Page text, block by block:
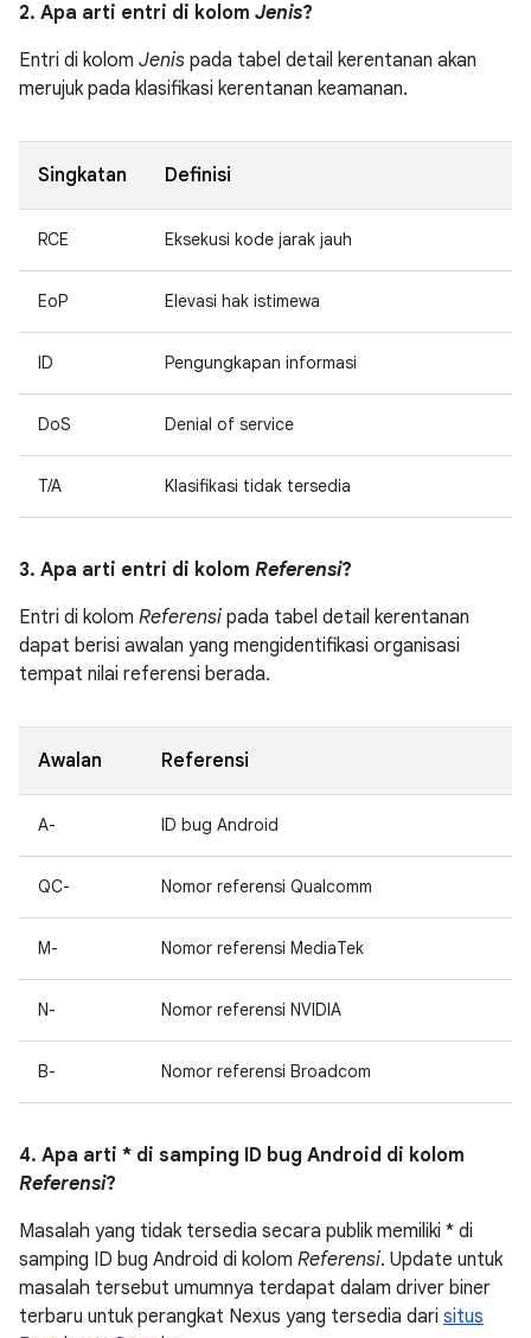
2. Apa arti entri di kolom Jenis?
Entri di kolom Jenis pada tabel detail kerentanan akan
merujuk pada klasifikasi kerentanan keamanan.
Singkatan Definisi
RCE Eksekusi kode jarak jauh
EoP Elevasi hak istimewa
ID Pengungkapan informasi
DoS Denial of service
T/A Klasifikasi tidak tersedia
3. Apa arti entri di kolom Referensi?
Entri di kolom Referensi pada tabel detail kerentanan
dapat berisi awalan yang mengidentifikasi organisasi
tempat nilai referensi berada.
Awalan Referensi
A- ID bug Android
QC- Nomor referensi Qualcomm
M- Nomor referensi MediaTek
N- Nomor referensi NVIDIA
B- Nomor referensi Broadcom
4. Apa arti * di samping ID bug Android di kolom
Referensi?
Masalah yang tidak tersedia secara publik memiliki * di
samping ID bug Android di kolom Referensi. Update untuk
masalah tersebut umumnya terdapat dalam driver biner
terbaru untuk perangkat Nexus yang tersedia dari situs